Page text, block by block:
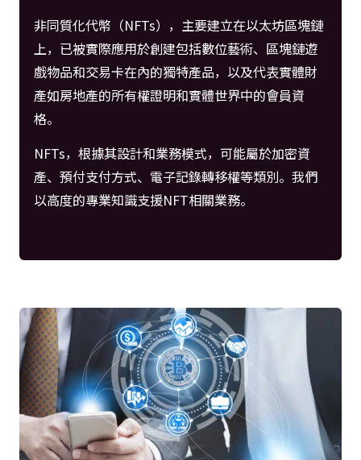
非同質化代幣（NFTs），主要建立在以太坊區塊鏈
上，已被實際應用於創建包括數位藝術、區塊鏈遊
戲物品和交易卡在內的獨特產品，以及代表實體財
產如房地產的所有權證明和實體世界中的會員資
格。
NFTs，根據其設計和業務模式，可能屬於加密資
產、預付支付方式、電子記錄轉移權等類別。我們
以高度的專業知識支援NFT相關業務。